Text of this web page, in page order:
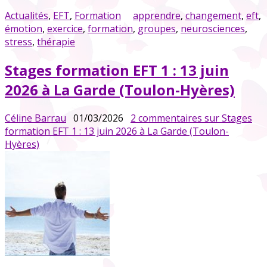
Actualités, EFT, Formation apprendre, changement, eft,
émotion, exercice, formation, groupes, neurosciences,
stress, thérapie
Stages formation EFT 1 : 13 juin
2026 à La Garde (Toulon-Hyères)
Céline Barrau 01/03/2026 2 commentaires sur Stages
formation EFT 1 : 13 juin 2026 à La Garde (Toulon-
Hyères)